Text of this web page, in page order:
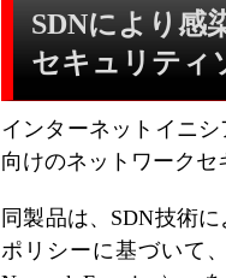
SDNにより感
セキュリティ
インターネットイニ
向けのネットワークセ
同製品は、SDN技術
ポリシーに基づいて